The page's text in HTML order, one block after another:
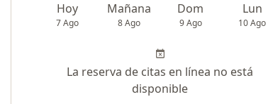
Hoy
7 Ago
Mañana
8 Ago
Dom
9 Ago
Lun
10 Ago
La reserva de citas en línea no está
disponible